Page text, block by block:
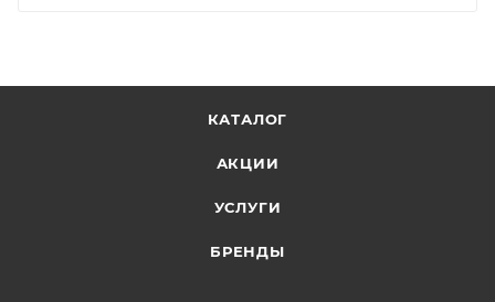
КАТАЛОГ
АКЦИИ
УСЛУГИ
БРЕНДЫ